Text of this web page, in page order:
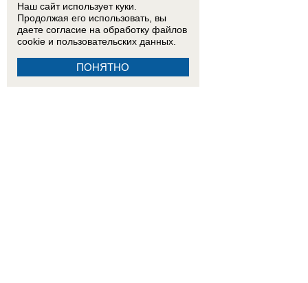
Наш сайт использует куки.
Продолжая его использовать, вы
даете согласие на обработку файлов
cookie и пользовательских данных.
ПОНЯТНО